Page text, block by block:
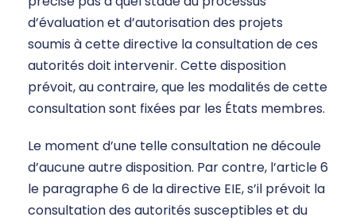
d’évaluation et d’autorisation des projets
soumis à cette directive la consultation de ces
autorités doit intervenir. Cette disposition
prévoit, au contraire, que les modalités de cette
consultation sont fixées par les États membres.
Le moment d’une telle consultation ne découle
d’aucune autre disposition. Par contre, l’article 6
le paragraphe 6 de la directive EIE, s’il prévoit la
consultation des autorités susceptibles et du